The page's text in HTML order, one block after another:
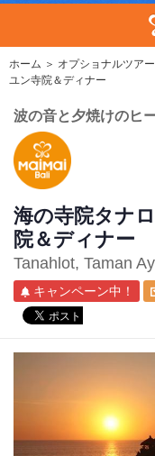
ホーム ＞ オプショナルツアー
ユン寺院＆ディナー
波の音と夕焼けのヒ
海の寺院タナ
院＆ディナー
Tanahlot, Taman
キャンペーン中！